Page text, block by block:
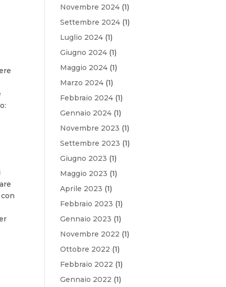
Novembre 2024 (1)
Settembre 2024 (1)
Luglio 2024 (1)
Giugno 2024 (1)
Maggio 2024 (1)
Marzo 2024 (1)
Febbraio 2024 (1)
Gennaio 2024 (1)
Novembre 2023 (1)
Settembre 2023 (1)
Giugno 2023 (1)
Maggio 2023 (1)
Aprile 2023 (1)
Febbraio 2023 (1)
Gennaio 2023 (1)
Novembre 2022 (1)
Ottobre 2022 (1)
Febbraio 2022 (1)
Gennaio 2022 (1)